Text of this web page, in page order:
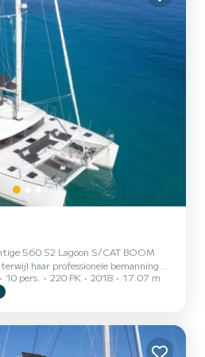
560 S2 Lagoon S/CAT BOOM
haar professionele bemanning
u de meest memorabele cruise-
flybridge en eetgedeelte in de open
en entertainment. Ontworpen
van het architectenbureau VPLP
10 pers. 220 PK 2018 17.07 m